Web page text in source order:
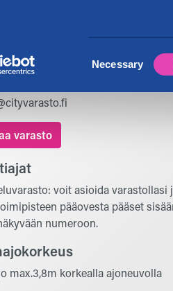
Necessary
39, 05840 Hyvinkää
varasto
voit asioida varastollasi
pääovesta pääset
numeroon.
max.3,8m korkealla ajoneuvolla